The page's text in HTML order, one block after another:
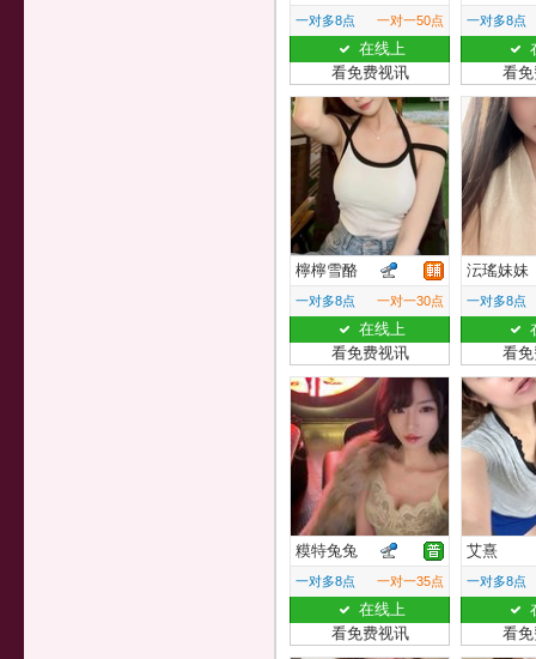
一对多8点 一对一50点
在线上
看免费视讯
一对多8点
看
檸檸雪酪
一对多8点 一对一30点
在线上
看免费视讯
沄瑤妹妹
一对多8点
看
糢特兔兔
一对多8点 一对一35点
在线上
看免费视讯
艾熹
一对多8点
看